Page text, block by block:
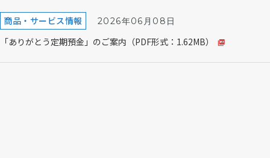
商品・サービス情報 2026年06月08日
「ありがとう定期預金」のご案内（PDF形式：1.62MB）